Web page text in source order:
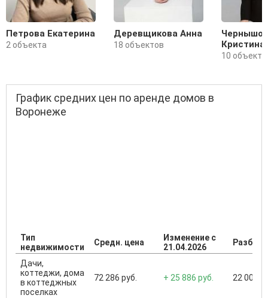
Петрова Екатерина
2 объекта
Деревщикова Анна
18 объектов
Кристина
10
График средних цен по аренде домов в
Воронеже
Тип
недвижимости
Средн. цена
Изменение с
21.04.2026
Дачи,
коттеджи, дома
в коттеджных
поселках
72 286 руб. + 25 886 руб. 22 000